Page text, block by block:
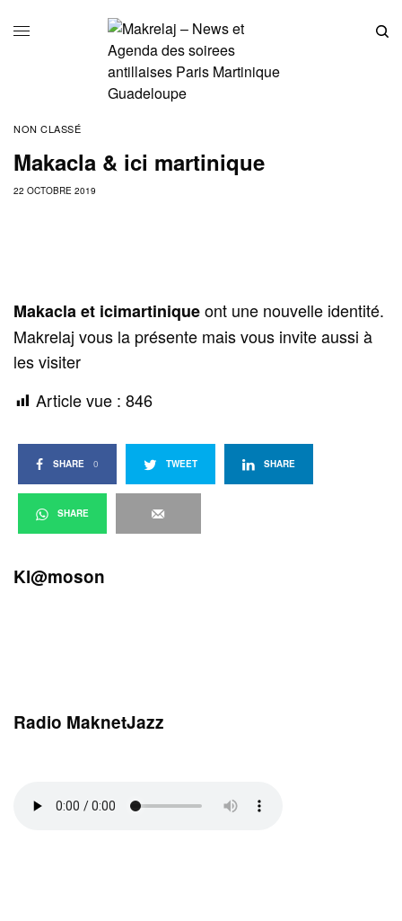
NON CLASSÉ
Makacla & ici martinique
22 OCTOBRE 2019
Makacla et icimartiniqueont une nouvelle identité.
Makrelaj vous la présente mais vous invite aussi à
les visiter
Article vue : 846
SHARE 0 TWEET SHARE
SHARE
Kl@moson
Radio MaknetJazz